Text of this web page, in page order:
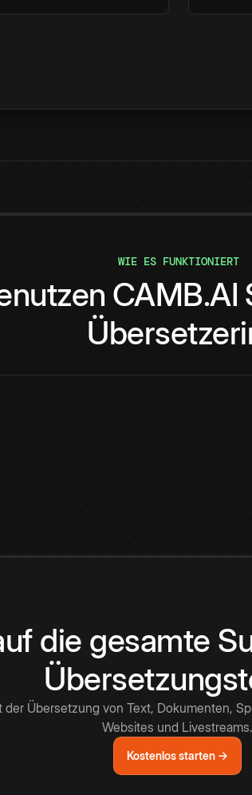
WIE ES FUNKTIONIERT
CAMB.AI
die gesamte
der Übersetzung von Text, Dokumenten,
Websites und Livestreams.
Kostenlos starten →